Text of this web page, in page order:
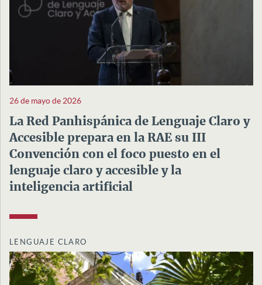
26 de mayo de 2026
La Red Panhispánica de Lenguaje Claro y
Accesible prepara en la RAE su III
Convención con el foco puesto en el
lenguaje claro y accesible y la
inteligencia artificial
LENGUAJE CLARO